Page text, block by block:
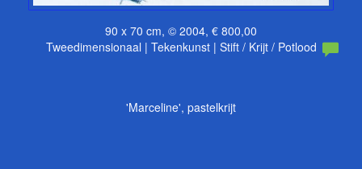
90 x 70 cm, © 2004, € 800,00
Tweedimensionaal | Tekenkunst | Stift / Krijt / Potlood
'Marceline', pastelkrijt